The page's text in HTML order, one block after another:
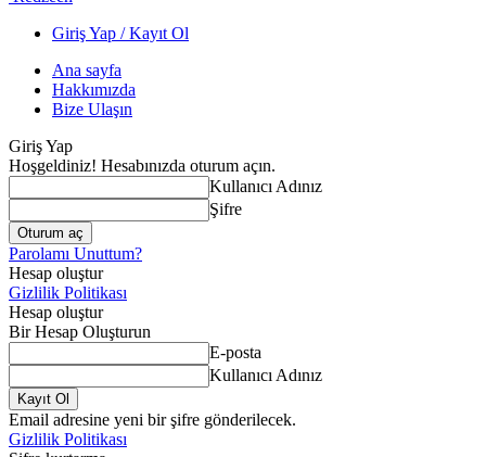
Giriş Yap / Kayıt Ol
Ana sayfa
Hakkımızda
Bize Ulaşın
Giriş Yap
Hoşgeldiniz! Hesabınızda oturum açın.
Kullanıcı Adınız
Şifre
Parolamı Unuttum?
Hesap oluştur
Gizlilik Politikası
Hesap oluştur
Bir Hesap Oluşturun
E-posta
Kullanıcı Adınız
Email adresine yeni bir şifre gönderilecek.
Gizlilik Politikası